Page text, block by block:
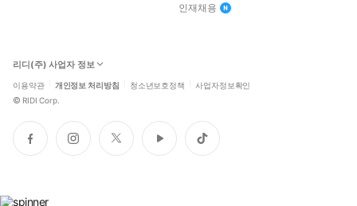
인재채용
리디(주) 사업자 정보
이용약관 개인정보 처리방침 청소년보호정책 사업자정보확인
© RIDI Corp.
페
이
인
스
트
위
유
튜
틱
톡